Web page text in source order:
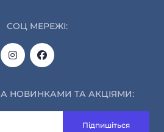
СОЦ МЕРЕЖІ:
НОВИНКАМИ ТА АКЦІЯМИ:
Підпишіться